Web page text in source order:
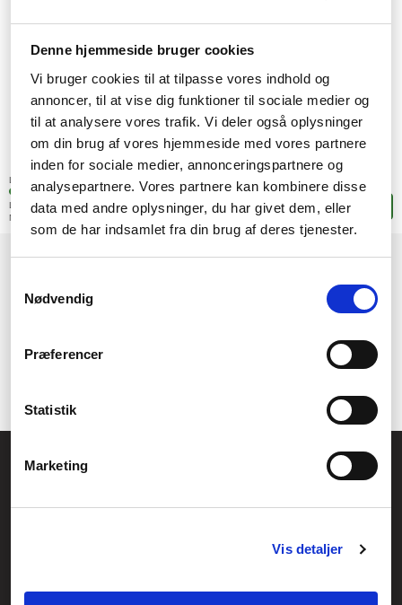
Denne hjemmeside bruger cookies
Vi bruger cookies til at tilpasse vores indhold og
annoncer, til at vise dig funktioner til sociale medier og
til at analysere vores trafik. Vi deler også oplysninger
om din brug af vores hjemmeside med vores partnere
inden for sociale medier, annonceringspartnere og
analysepartnere. Vores partnere kan kombinere disse
data med andre oplysninger, du har givet dem, eller
som de har indsamlet fra din brug af deres tjenester.
Nødvendig
Præferencer
Statistik
Marketing
Vis detaljer
Lagerstatus:
+5 stk. i fjärrlagring
Leveranstid: 4-9 arbetsdagar
Mer leveransinformation
830,-SEK
Lägg i korgen
Allmänna frågor: